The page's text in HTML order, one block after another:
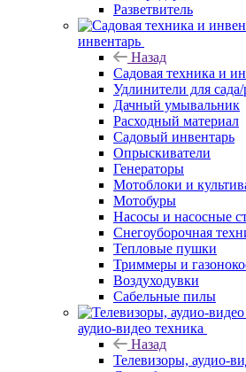
Разветвитель
инвентарь
Назад
Садовая техника и
Удлинители для
Дачный умывальник
Расходный материал
Садовый инвентарь
Опрыскиватели
Генераторы
Мотоблоки и
Мотобуры
Насосы и насосные
Снегоуборочная
Тепловые пушки
Триммеры и
Воздуходувки
Сабельные пилы
аудио-видео техника
Назад
Телевизоры, аудио-